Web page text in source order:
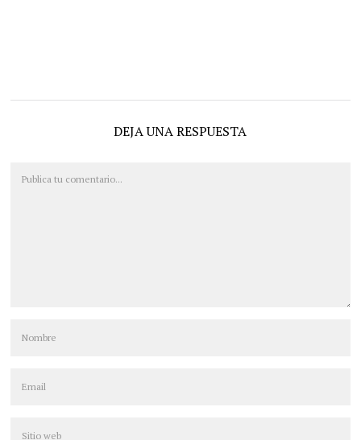
DEJA UNA RESPUESTA